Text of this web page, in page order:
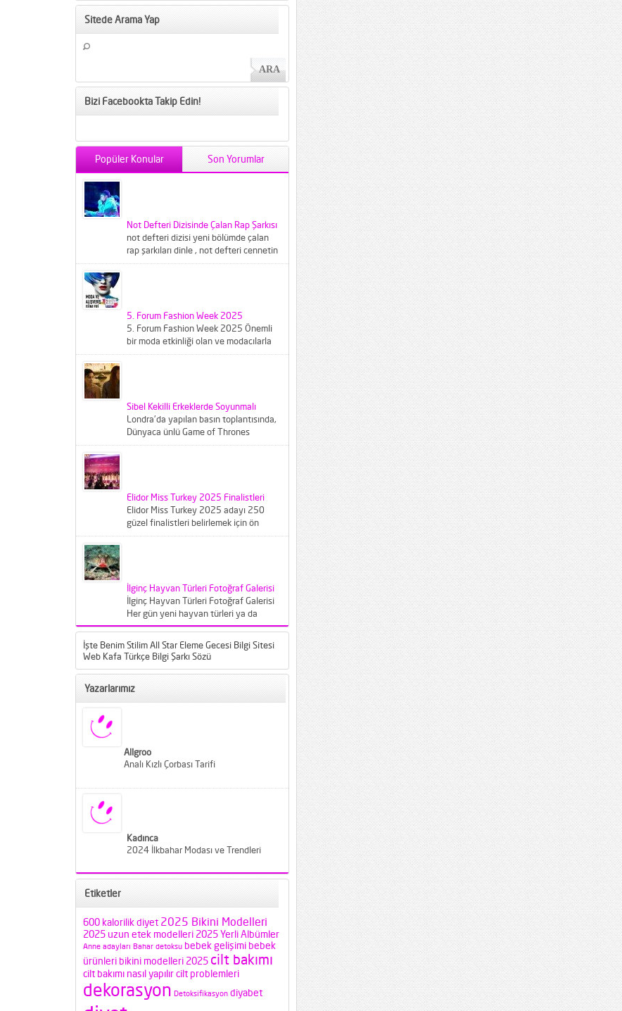
Sitede Arama Yap
Bizi Facebookta Takip Edin!
Popüler Konular Son Yorumlar
Not Defteri Dizisinde Çalan Rap Şarkısı
not defteri dizisi yeni bölümde çalan
rap şarkıları dinle , not defteri cennetin
çocukları şarkısı...
5. Forum Fashion Week 2025
5. Forum Fashion Week 2025 Önemli
bir moda etkinliği olan ve modacılarla
modaseverleri buluşturan Forum
Sibel Kekilli Erkeklerde Soyunmalı
Londra'da yapılan basın toplantısında,
Dünyaca ünlü Game of Thrones
dizisinin ünlü oyuncusu Sibel Kekilliye
Elidor Miss Turkey 2025 Finalistleri
Elidor Miss Turkey 2025 adayı 250
güzel finalistleri belirlemek için ön
elemeye çağırıldı. Crowne Plaza
İlginç Hayvan Türleri Fotoğraf Galerisi
İlginç Hayvan Türleri Fotoğraf Galerisi
Her gün yeni hayvan türleri ya da
bilinen türlerin farklı varyantları
İşte Benim Stilim All Star Eleme Gecesi Bilgi Sitesi
Web Kafa Türkçe Bilgi Şarkı Sözü
Yazarlarımız
Allgroo
Analı Kızlı Çorbası Tarifi
Kadınca
2024 İlkbahar Modası ve Trendleri
Etiketler
600 kalorilik diyet 2025 Bikini Modelleri
2025 uzun etek modelleri 2025 Yerli Albümler
Anne adayları Bahar detoksu bebek gelişimi bebek
ürünleri bikini modelleri 2025 cilt bakımı
cilt bakımı nasıl yapılırcilt problemleri
dekorasyon Detoksifikasyon diyabet